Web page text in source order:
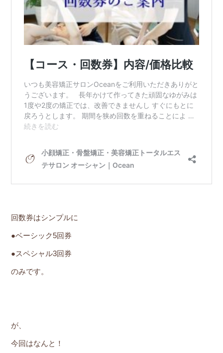
回数券はシンプルに
●ベーシック5回券
●スペシャル3回券
のみです。
が、
今回はなんと！